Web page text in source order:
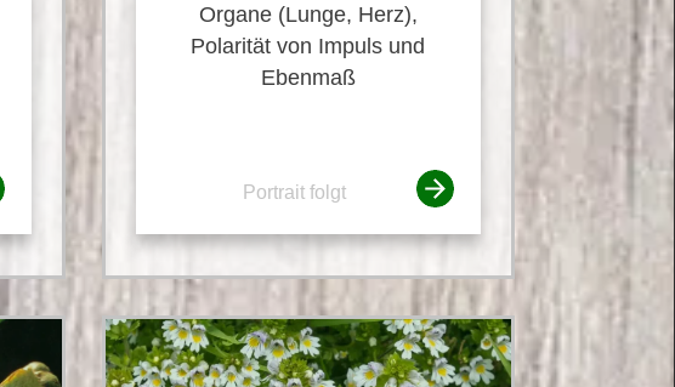
Organe (Lunge, Herz),
Polarität von Impuls und
Ebenmaß
Portrait folgt